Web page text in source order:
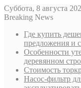
Суббота, 8 августа
Breaking News
Где купить
предложения и
Особенности
деревянном
Стоимость
Насос-фильтр